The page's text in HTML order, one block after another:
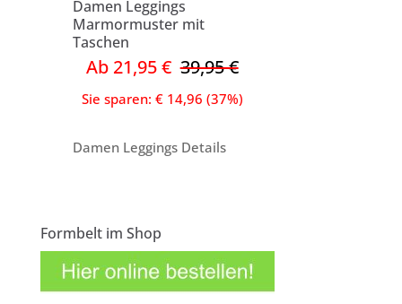
Damen Leggings
Marmormuster mit
Taschen
Ab 21,95 €39,95 €
Sie sparen: € 14,96 (37%)
Damen Leggings Details
Formbelt im Shop